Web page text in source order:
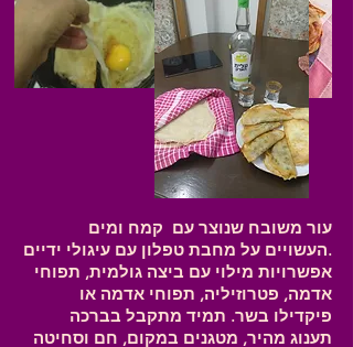
עור משובח שנוצר עם קמח ומים
העשויים על מחבת טפלון עם עיגולי ידיים.
אפשרויות מילוי עם ביצה גולמית, תפוחי
אדמה, פטרוזיליה, תפוחי אדמה או
פיקדילו בשר. תמיד מתקבל בברכה
תענוג מהיר, מטגנים במקום, חם וסחיטה